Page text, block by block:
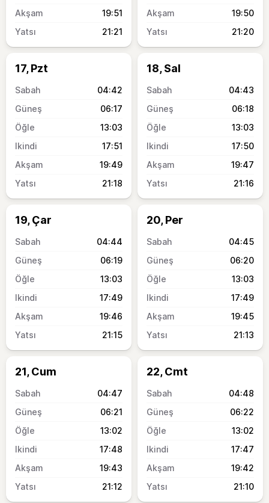
19:51
21:21
19:50
21:20
17, Pzt
04:42
06:17
13:03
17:51
19:49
21:18
18, Sal
04:43
06:18
13:03
17:50
19:47
21:16
19, Çar
04:44
06:19
13:03
17:49
19:46
21:15
20, Per
04:45
06:20
13:03
17:49
19:45
21:13
21, Cum
04:47
06:21
13:02
17:48
19:43
21:12
22, Cmt
04:48
06:22
13:02
17:47
19:42
21:10